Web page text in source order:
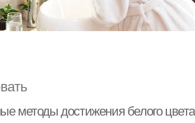
методы достижения белого